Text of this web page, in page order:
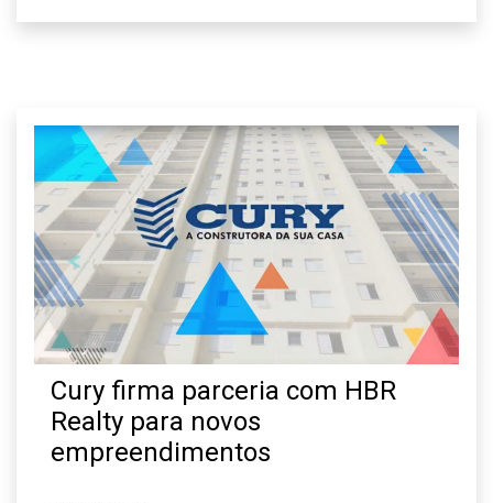
Cury firma parceria com HBR
Realty para novos
empreendimentos